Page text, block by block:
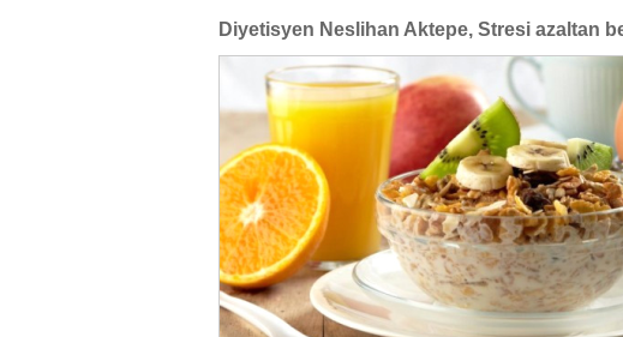
Diyetisyen Neslihan Aktepe, Stresi azaltan